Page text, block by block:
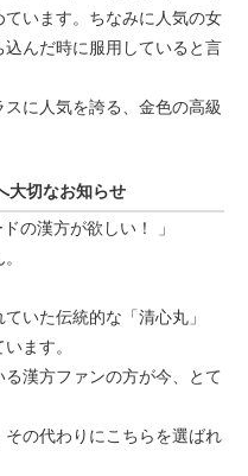
います。ちなみに人気の女
んだ時に服用していると言
に人気を誇る、金色の高級
大切なお知らせ
の漢方が欲しい！ 」
いた伝統的な「清心丸」
ます。
漢方ファンの方が今、とて
の代わりにこちらを選ばれ